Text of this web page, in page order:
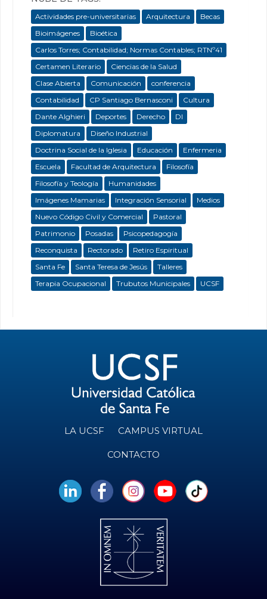
Actividades pre-universitarias Arquitectura
Becas
Bioimágenes
Bioética
Carlos Torres; Contabilidad; Normas Contables; RTNº41
Certamen Literario
Ciencias de la Salud
Clase Abierta
Comunicación
conferencia
Contabilidad
CP Santiago Bernasconi
Cultura
Dante Alghieri
Deportes Derecho
DI
Diplomatura
Diseño Industrial
Doctrina Social de la Iglesia
Educación
Enfermeria
Escuela
Facultad de Arquitectura
Filosofía
Filosofía y Teología
Humanidades
Imágenes Mamarias
Integración Sensorial
Medios
Nuevo Código Civil y Comercial
Pastoral
Patrimonio
Posadas
Psicopedagogía
Reconquista
Rectorado
Retiro Espiritual
Santa Fe
Santa Teresa de Jesús
Talleres
Terapia Ocupacional
Trubutos Municipales UCSF
LA UCSF CAMPUS VIRTUAL
CONTACTO